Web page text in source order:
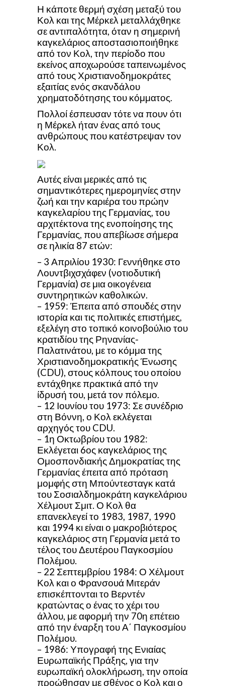
Η κάποτε θερμή σχέση μεταξύ του
Κολ και της Μέρκελ μεταλλάχθηκε
σε αντιπαλότητα, όταν η σημερινή
καγκελάριος αποστασιοποιήθηκε
από τον Κολ, την περίοδο που
εκείνος αποχωρούσε ταπεινωμένος
από τους Χριστιανοδημοκράτες
εξαιτίας ενός σκανδάλου
χρηματοδότησης του κόμματος.
Πολλοί έσπευσαν τότε να πουν ότι
η Μέρκελ ήταν ένας από τους
ανθρώπους που κατέστρεψαν τον
Κολ.
Αυτές είναι μερικές από τις
σημαντικότερες ημερομηνίες στην
ζωή και την καριέρα του πρώην
καγκελαρίου της Γερμανίας, του
αρχιτέκτονα της ενοποίησης της
Γερμανίας, που απεβίωσε σήμερα
σε ηλικία 87 ετών:
– 3 Απριλίου 1930: Γεννήθηκε στο
Λουντβιχσχάφεν (νοτιοδυτική
Γερμανία) σε μια οικογένεια
συντηρητικών καθολικών.
– 1959: Έπειτα από σπουδές στην
ιστορία και τις πολιτικές επιστήμες,
εξελέγη στο τοπικό κοινοβούλιο του
κρατιδίου της Ρηνανίας-
Παλατινάτου, με το κόμμα της
Χριστιανοδημοκρατικής Ένωσης
(CDU), στους κόλπους του οποίου
εντάχθηκε πρακτικά από την
ίδρυσή του, μετά τον πόλεμο.
– 12 Ιουνίου του 1973: Σε συνέδριο
στη Βόννη, ο Κολ εκλέγεται
αρχηγός του CDU.
– 1η Οκτωβρίου του 1982:
Εκλέγεται 6ος καγκελάριος της
Ομοσπονδιακής Δημοκρατίας της
Γερμανίας έπειτα από πρόταση
μομφής στη Μπούντεσταγκ κατά
του Σοσιαλδημοκράτη καγκελάριου
Χέλμουτ Σμιτ. Ο Κολ θα
επανεκλεγεί το 1983, 1987, 1990
και 1994 κι είναι ο μακροβιότερος
καγκελάριος στη Γερμανία μετά το
τέλος του Δευτέρου Παγκοσμίου
Πολέμου.
– 22 Σεπτεμβρίου 1984: Ο Χέλμουτ
Κολ και ο Φρανσουά Μιτεράν
επισκέπτονται το Βερντέν
κρατώντας ο ένας το χέρι του
άλλου, με αφορμή την 70η επέτειο
από την έναρξη του Α΄ Παγκοσμίου
Πολέμου.
– 1986: Υπογραφή της Ενιαίας
Ευρωπαϊκής Πράξης, για την
ευρωπαϊκή ολοκλήρωση, την οποία
προώθησαν με σθένος ο Κολ και ο